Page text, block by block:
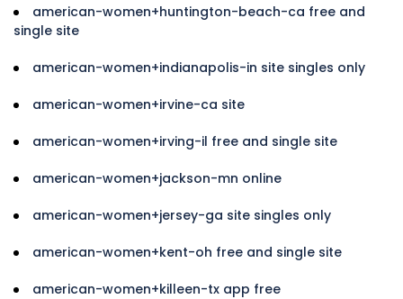
american-women+huntington-beach-ca free and
single site
american-women+indianapolis-in site singles only
american-women+irvine-ca site
american-women+irving-il free and single site
american-women+jackson-mn online
american-women+jersey-ga site singles only
american-women+kent-oh free and single site
american-women+killeen-tx app free